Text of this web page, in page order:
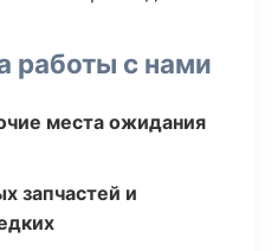
работы с нами
места ожидания
запчастей и